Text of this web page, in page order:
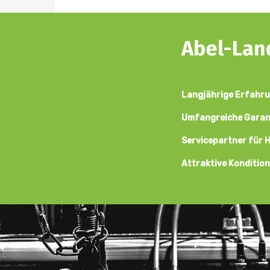
Abel-
Langjährige
Umfangreiche
Servicepartner für
Attraktive